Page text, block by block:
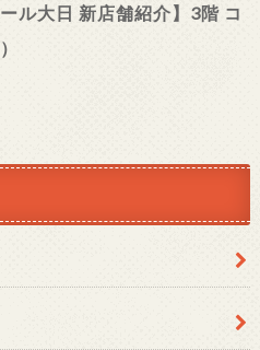
ール大日 新店舗紹介】3階 コ